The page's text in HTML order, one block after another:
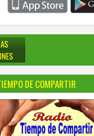
DE COMPARTIR